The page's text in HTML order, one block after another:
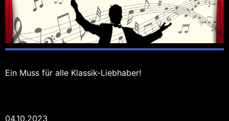
Ein Muss für alle Klassik-Liebhaber!
04.10.2023